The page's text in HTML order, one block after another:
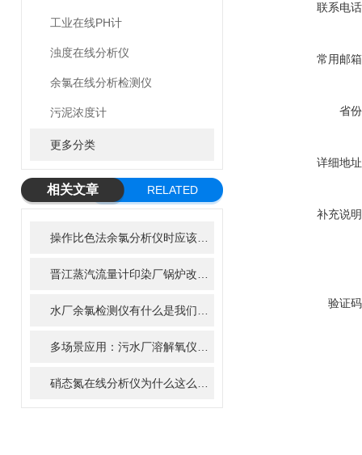
工业在线PH计
浊度在线分析仪
余氯在线分析检测仪
污泥浓度计
更多分类
相关文章
RELATED
联系电
常用邮
省
详细地
补充说
验证